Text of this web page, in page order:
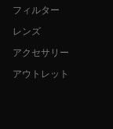
フィルター
レンズ
アクセサリー
アウトレット